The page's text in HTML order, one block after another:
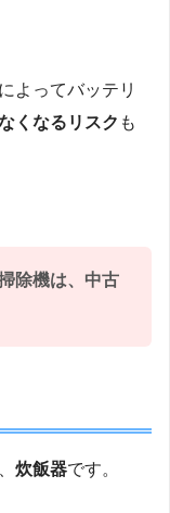
よってバッテリ
くなるリスク も
除機は、中古
炊飯器です。